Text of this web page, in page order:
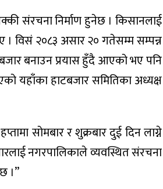
संरचना निर्माण हुनेछ । किसानलाई
। विसं २०८३ असार २० गतेसम्म सम्पन्न
बनाउन प्रयास हुँदै आएको भए पनि
यहाँका हाटबजार समितिका अध्यक्ष
सोमबार र शुक्रबार दुई दिन लाग्ने
नगरपालिकाले व्यवस्थित संरचना
।”